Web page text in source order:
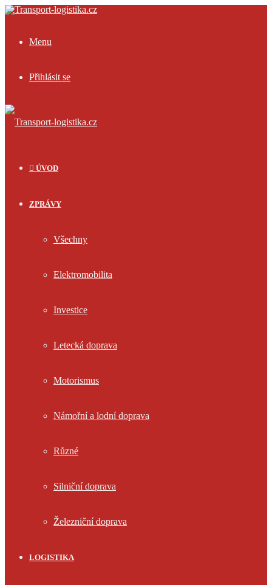
Menu
Přihlásit se
ÚVOD
ZPRÁVY
Všechny
Elektromobilita
Investice
Letecká doprava
Motorismus
Námořní a lodní doprava
Různé
Silniční doprava
Železniční doprava
LOGISTIKA